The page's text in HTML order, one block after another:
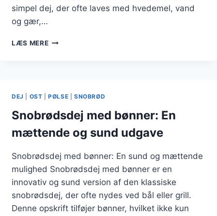
simpel dej, der ofte laves med hvedemel, vand
og gær,…
LÆS MERESNOBRØDSDEJ
DEJ OST |PØLSE SNOBRØD
Snobrødsdej med bønner: En
mættende og sund udgave
Snobrødsdej med bønner: En sund og mættende
mulighed Snobrødsdej med bønner er en
innovativ og sund version af den klassiske
snobrødsdej, der ofte nydes ved bål eller grill.
Denne opskrift tilføjer bønner, hvilket ikke kun